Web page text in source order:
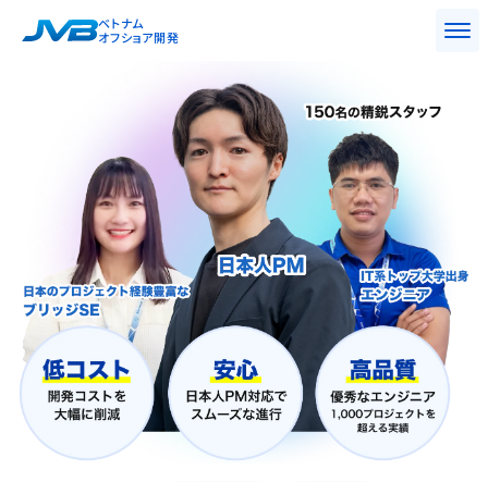
ベトナム
オフショア開発